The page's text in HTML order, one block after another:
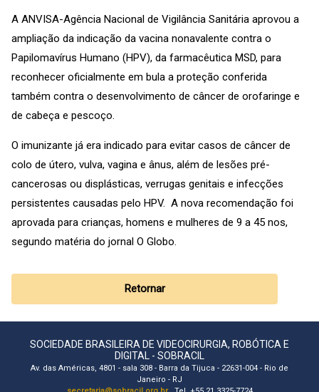
A ANVISA-Agência Nacional de Vigilância Sanitária aprovou a
ampliação da indicação da vacina nonavalente contra o
Papilomavírus Humano (HPV), da farmacêutica MSD, para
reconhecer oficialmente em bula a proteção conferida
também contra o desenvolvimento de câncer de orofaringe e
de cabeça e pescoço.
O imunizante já era indicado para evitar casos de câncer de
colo de útero, vulva, vagina e ânus, além de lesões pré-
cancerosas ou displásticas, verrugas genitais e infecções
persistentes causadas pelo HPV. A nova recomendação foi
aprovada para crianças, homens e mulheres de 9 a 45 nos,
segundo matéria do jornal O Globo.
Retornar
SOCIEDADE BRASILEIRA DE VIDEOCIRURGIA, ROBÓTICA E
DIGITAL - SOBRACIL
Av. das Américas, 4801 - sala 308 - Barra da Tijuca - 22631-004 - Rio de
Janeiro - RJ